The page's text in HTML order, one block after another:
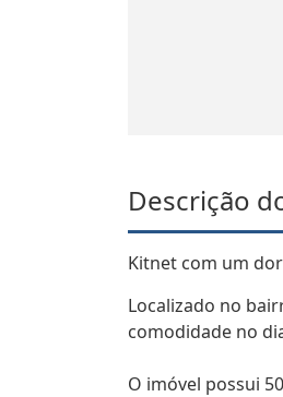
Descrição
Kitnet com um
Localizado no
comodidade no
O imóvel possui